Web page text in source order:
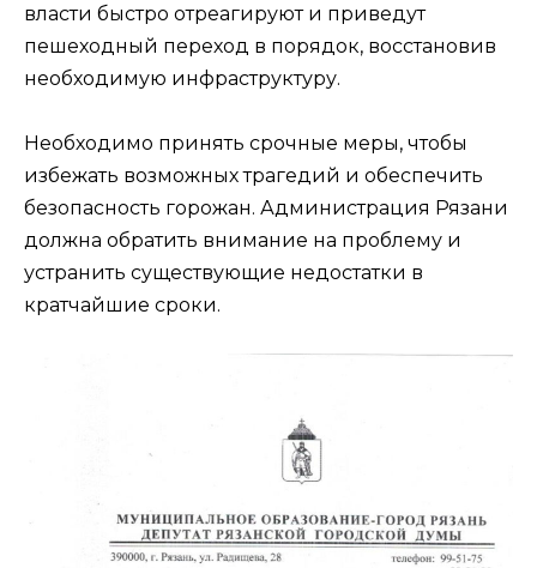
власти быстро отреагируют и приведут
пешеходный переход в порядок, восстановив
необходимую инфраструктуру.
Необходимо принять срочные меры, чтобы
избежать возможных трагедий и обеспечить
безопасность горожан. Администрация Рязани
должна обратить внимание на проблему и
устранить существующие недостатки в
кратчайшие сроки.